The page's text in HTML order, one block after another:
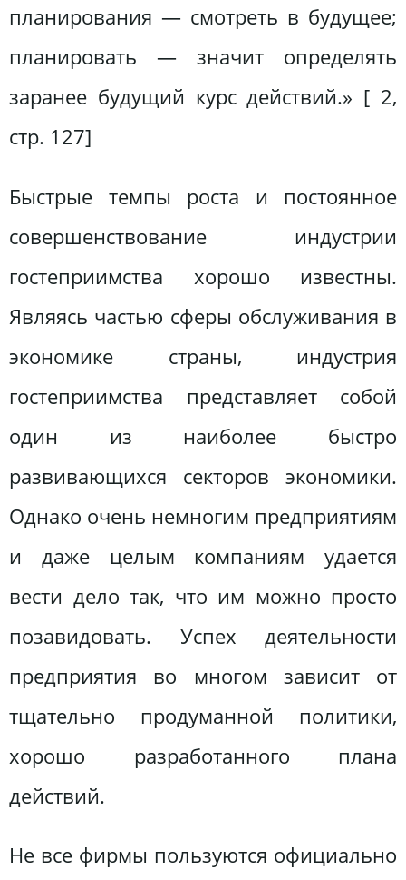
планирования — смотреть в будущее;
планировать — значит определять
заранее будущий курс действий.» [ 2,
стр. 127]
Быстрые темпы роста и постоянное
совершенствование индустрии
гостеприимства хорошо известны.
Являясь частью сферы обслуживания в
экономике страны, индустрия
гостеприимства представляет собой
один из наиболее быстро
развивающихся секторов экономики.
Однако очень немногим предприятиям
и даже целым компаниям удается
вести дело так, что им можно просто
позавидовать. Успех деятельности
предприятия во многом зависит от
тщательно продуманной политики,
хорошо разработанного плана
действий.
Не все фирмы пользуются официально